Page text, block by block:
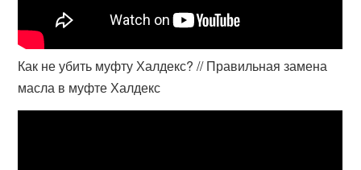
Как не убить муфту Халдекс? // Правильная замена
масла в муфте Халдекс